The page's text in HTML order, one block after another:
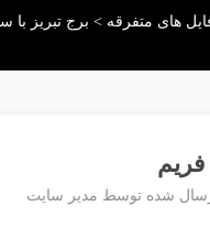
های متفرقه > برج تبریز با
فریم
شده توسط مدیر سایت